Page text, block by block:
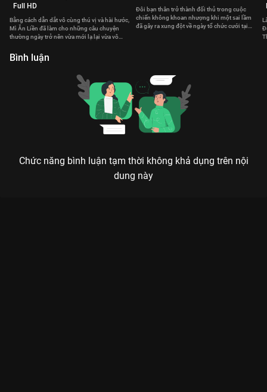
Full HD
Bằng cách dẫn dắt vô cùng thú vị và hài hước,
Mì Ăn Liền đã làm cho những câu chuyện
thường ngày trở nên vừa mới lạ lại vừa vô
Đôi bạn thân trở thành đối thủ trong cuộc
chiến không khoan nhượng khi một sai lầm
đã gây ra xung đột về ngày tổ chức cưới tại
Bình luận
Chức năng bình luận tạm thời không khả dụng trên nội
dung này